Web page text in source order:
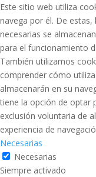
Este sitio web utiliza
navega por él. De
necesarias se
para el funcionamiento
También utilizamos
comprender cómo
almacenarán en su
tiene la opción de optar
exclusión voluntaria de
experiencia de
Necesarias
Necesarias
Siempre activado